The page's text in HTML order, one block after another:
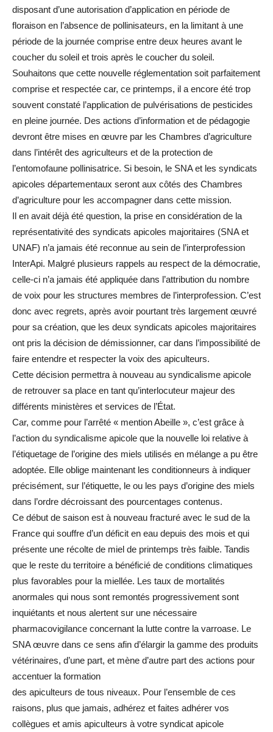
disposant d’une autorisation d’application en période de
floraison en l’absence de pollinisateurs, en la limitant à une
période de la journée comprise entre deux heures avant le
coucher du soleil et trois après le coucher du soleil.
Souhaitons que cette nouvelle réglementation soit parfaitement
comprise et respectée car, ce printemps, il a encore été trop
souvent constaté l’application de pulvérisations de pesticides
en pleine journée. Des actions d’information et de pédagogie
devront être mises en œuvre par les Chambres d’agriculture
dans l’intérêt des agriculteurs et de la protection de
l’entomofaune pollinisatrice. Si besoin, le SNA et les syndicats
apicoles départementaux seront aux côtés des Chambres
d’agriculture pour les accompagner dans cette mission.
Il en avait déjà été question, la prise en considération de la
représentativité des syndicats apicoles majoritaires (SNA et
UNAF) n’a jamais été reconnue au sein de l’interprofession
InterApi. Malgré plusieurs rappels au respect de la démocratie,
celle-ci n’a jamais été appliquée dans l’attribution du nombre
de voix pour les structures membres de l’interprofession. C’est
donc avec regrets, après avoir pourtant très largement œuvré
pour sa création, que les deux syndicats apicoles majoritaires
ont pris la décision de démissionner, car dans l’impossibilité de
faire entendre et respecter la voix des apiculteurs.
Cette décision permettra à nouveau au syndicalisme apicole
de retrouver sa place en tant qu’interlocuteur majeur des
différents ministères et services de l’État.
Car, comme pour l’arrêté « mention Abeille », c’est grâce à
l’action du syndicalisme apicole que la nouvelle loi relative à
l’étiquetage de l’origine des miels utilisés en mélange a pu être
adoptée. Elle oblige maintenant les conditionneurs à indiquer
précisément, sur l’étiquette, le ou les pays d’origine des miels
dans l’ordre décroissant des pourcentages contenus.
Ce début de saison est à nouveau fracturé avec le sud de la
France qui souffre d’un déficit en eau depuis des mois et qui
présente une récolte de miel de printemps très faible. Tandis
que le reste du territoire a bénéficié de conditions climatiques
plus favorables pour la miellée. Les taux de mortalités
anormales qui nous sont remontés progressivement sont
inquiétants et nous alertent sur une nécessaire
pharmacovigilance concernant la lutte contre la varroase. Le
SNA œuvre dans ce sens afin d’élargir la gamme des produits
vétérinaires, d’une part, et mène d’autre part des actions pour
accentuer la formation
des apiculteurs de tous niveaux. Pour l’ensemble de ces
raisons, plus que jamais, adhérez et faites adhérer vos
collègues et amis apiculteurs à votre syndicat apicole